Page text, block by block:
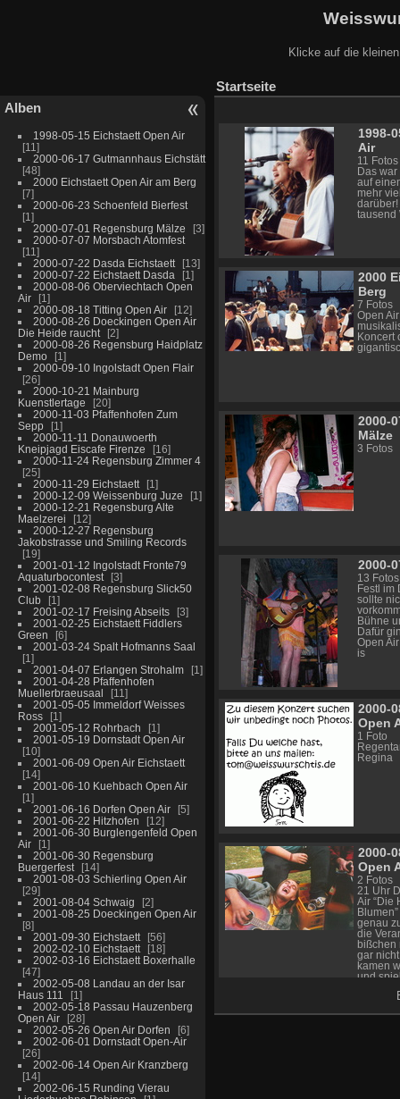
Klicke auf die
Alben
1998-05-15 Eichstaett Open Air
11
2000-06-17 Gutmannhaus Eichstätt
48
2000 Eichstaett Open Air am Berg
7
2000-06-23 Schoenfeld Bierfest
1
2000-07-01 Regensburg Mälze
3
2000-07-07 Morsbach Atomfest
11
2000-07-22 Dasda Eichstaett
13
2000-07-22 Eichstaett Dasda
1
2000-08-06 Oberviechtach Open
Air
1
2000-08-18 Titting Open Air
12
2000-08-26 Doeckingen Open Air
Die Heide raucht
2
2000-08-26 Regensburg Haidplatz
Demo
1
2000-09-10 Ingolstadt Open Flair
26
2000-10-21 Mainburg
Kuenstlertage
20
2000-11-03 Pfaffenhofen Zum
Sepp
1
2000-11-11 Donauwoerth
Kneipjagd Eiscafe Firenze
16
2000-11-24 Regensburg Zimmer 4
25
2000-11-29 Eichstaett
1
2000-12-09 Weissenburg Juze
1
2000-12-21 Regensburg Alte
Maelzerei
12
2000-12-27 Regensburg
Jakobstrasse und Smiling Records
19
2001-01-12 Ingolstadt Fronte79
Aquaturbocontest
3
2001-02-08 Regensburg Slick50
Club
1
2001-02-17 Freising Abseits
3
2001-02-25 Eichstaett Fiddlers
Green
6
2001-03-24 Spalt Hofmanns Saal
1
2001-04-07 Erlangen Strohalm
1
2001-04-28 Pfaffenhofen
Muellerbraeusaal
11
2001-05-05 Immeldorf Weisses
Ross
1
2001-05-12 Rohrbach
1
2001-05-19 Dornstadt Open Air
10
2001-06-09 Open Air Eichstaett
14
2001-06-10 Kuehbach Open Air
1
2001-06-16 Dorfen Open Air
5
2001-06-22 Hitzhofen
12
2001-06-30 Burglengenfeld Open
Air
1
2001-06-30 Regensburg
Buergerfest
14
2001-08-03 Schierling Open Air
29
2001-08-04 Schwaig
2
2001-08-25 Doeckingen Open Air
8
2001-09-30 Eichstaett
56
2002-02-10 Eichstaett
18
2002-03-16 Eichstaett Boxerhalle
47
2002-05-08 Landau an der Isar
Haus 111
1
2002-05-18 Passau Hauzenberg
Open Air
28
2002-05-26 Open Air Dorfen
6
2002-06-01 Dornstadt Open-Air
26
2002-06-14 Open Air Kranzberg
14
2002-06-15 Runding Vierau
Startseite
1998-
Air
11 Fotos
Das
auf
mehr
tausend
2000
Berg
7 Fotos
Open
Koncert
2000-
Mälze
3 Fotos
2000-
13 Fotos
Festl im
sollte
Bühne
Dafür
Open
is
2000-
Open
1 Foto
Regina
2000-
Open
2 Fotos
21 Uhr
Air “Die
genau
die
bißchen
gar
kamen
und
im